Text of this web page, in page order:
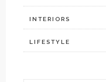
INTERIORS
LIFESTYLE